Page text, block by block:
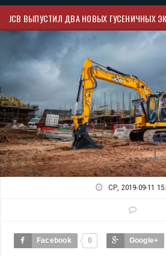
JCB ВЫПУСТИЛ ДВА НОВЫХ ГУСЕНИЧНЫХ
СР, 2019-09-11
Facebook 0 Google+